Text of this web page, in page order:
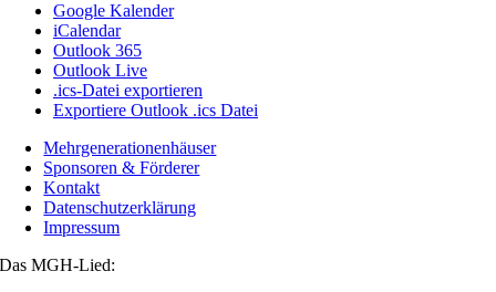
Google Kalender
iCalendar
Outlook 365
Outlook Live
.ics-Datei exportieren
Exportiere Outlook .ics Datei
Mehrgenerationenhäuser
Sponsoren & Förderer
Kontakt
Datenschutzerklärung
Impressum
Das MGH-Lied: